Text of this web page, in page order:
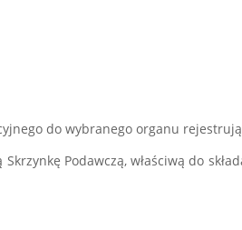
do wybranego organu
Podawczą, właściwą do